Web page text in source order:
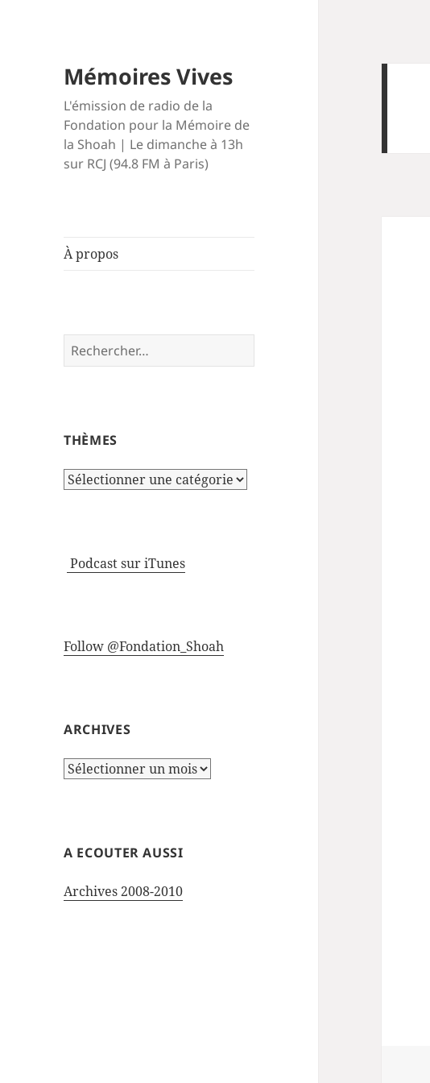
Mémoires Vives
L'émission de radio de la
Fondation pour la Mémoire de
la Shoah | Le dimanche à 13h
sur RCJ (94.8 FM à Paris)
À propos
Rechercher :
THÈMES
Thèmes
Podcast sur iTunes
Follow @Fondation_Shoah
ARCHIVES
Archives
A ECOUTER AUSSI
Archives 2008-2010